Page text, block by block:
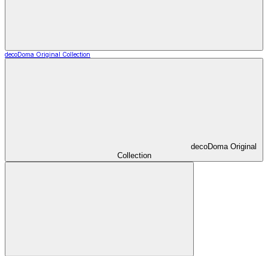
decoDoma Original Collection
decoDoma Original
Collection